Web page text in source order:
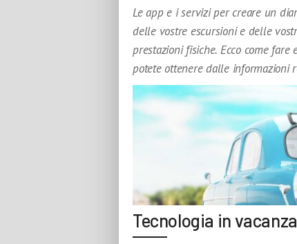
Le app e i servizi per creare un
delle vostre escursioni e delle
prestazioni fisiche. Ecco come fare
potete ottenere dalle informazioni
Tecnologia in vacanza